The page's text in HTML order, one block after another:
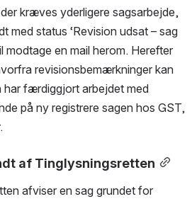
kræves yderligere sagsarbejde,
med status ‘Revision udsat – sag
modtage en mail herom. Herefter
revisionsbemærkninger kan
har færdiggjort arbejdet med
på ny registrere sagen hos GST,
af Tinglysningsretten
afviser en sag grundet for